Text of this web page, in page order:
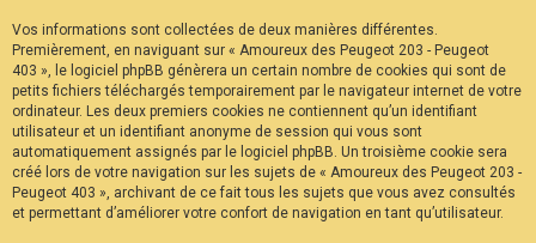
F
A
Q
Vos informations sont collectées de deux manières différentes.
Premièrement, en naviguant sur « Amoureux des Peugeot 203 - Peugeot
403 », le logiciel phpBB génèrera un certain nombre de cookies qui sont de
petits fichiers téléchargés temporairement par le navigateur internet de votre
ordinateur. Les deux premiers cookies ne contiennent qu’un identifiant
utilisateur et un identifiant anonyme de session qui vous sont
automatiquement assignés par le logiciel phpBB. Un troisième cookie sera
créé lors de votre navigation sur les sujets de « Amoureux des Peugeot 203 -
Peugeot 403 », archivant de ce fait tous les sujets que vous avez consultés
et permettant d’améliorer votre confort de navigation en tant qu’utilisateur.